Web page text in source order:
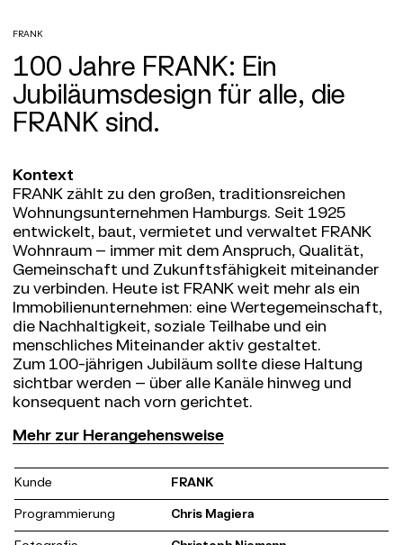
FRANK
100 Jahre FRANK: Ein
Jubiläumsdesign für alle, die
FRANK sind.
Kontext
FRANK zählt zu den großen, traditionsreichen
Wohnungsunternehmen Hamburgs. Seit 1925
entwickelt, baut, vermietet und verwaltet FRANK
Wohnraum – immer mit dem Anspruch, Qualität,
Gemeinschaft und Zukunftsfähigkeit miteinander
zu verbinden. Heute ist FRANK weit mehr als ein
Immobilienunternehmen: eine Wertegemeinschaft,
die Nachhaltigkeit, soziale Teilhabe und ein
menschliches Miteinander aktiv gestaltet.
Zum 100-jährigen Jubiläum sollte diese Haltung
sichtbar werden – über alle Kanäle hinweg und
konsequent nach vorn gerichtet.
Herangehensweise
Es ist ein Statement. Für Haltung. Für
Gemeinschaft. Für Zukunft.
Unser Designkonzept macht diese Haltung
sichtbar: Ein Key Visual, extrahiert aus der FRANK-
Mehr zur Herangehensweise
Kunde FRANK
Programmierung Chris Magiera